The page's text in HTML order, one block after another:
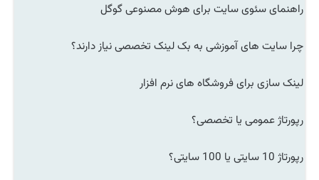
راهنمای سئوی سایت برای هوش مصنوعی گوگل
چرا سایت های آموزشی به بک لینک تخصصی نیاز دارند؟
لینک سازی برای فروشگاه های نرم افزار
رپورتاژ عمومی یا تخصصی؟
رپورتاژ 10 سایتی یا 100 سایتی؟